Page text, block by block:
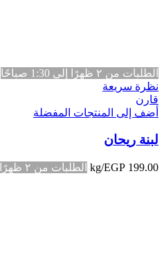
الطلبات من ٢ ظهرًا إلى 1:30 صباحًا
نظرة سريعة
قارن
أضف إلى المنتجات المفضلة
لبنة ريحان
EGP 199.00
/kg الطلبات من ٢ ظهرًا إلى 1:30 صباحًا